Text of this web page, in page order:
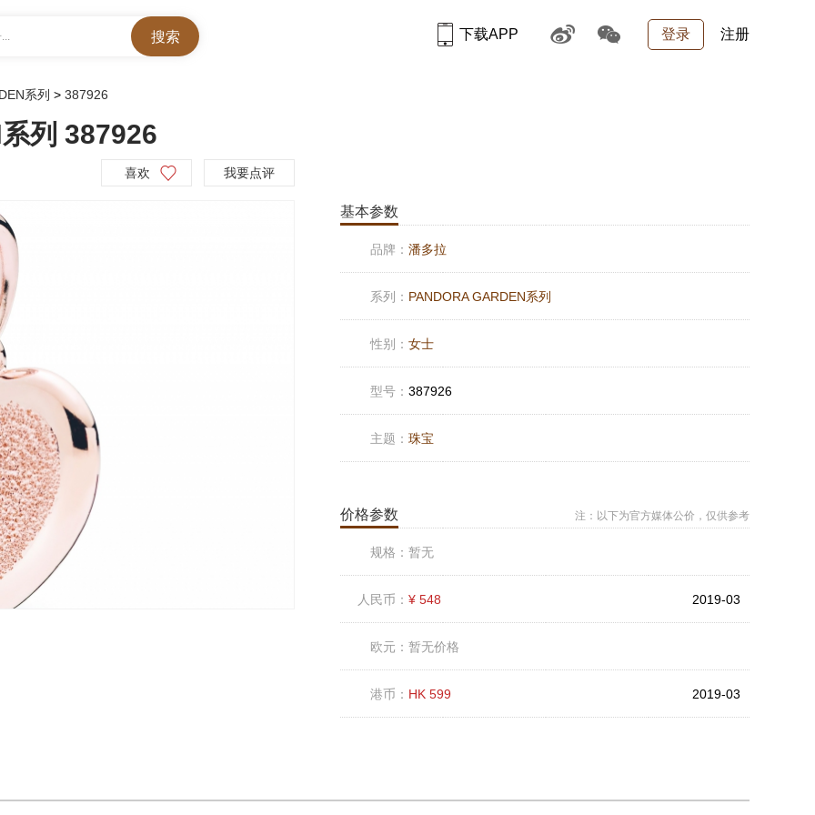
登录 注册
下载APP
系列 > 387926
列 387926
喜欢 我要点评
基本参数
品牌： 潘多拉
系列： PANDORA GARDEN系列
性别： 女士
型号： 387926
主题： 珠宝
价格参数 注：以下为官方媒体公价，仅供参考
规格： 暂无
人民币： ¥ 548 2019-03
欧元： 暂无价格
港币： HK 599 2019-03